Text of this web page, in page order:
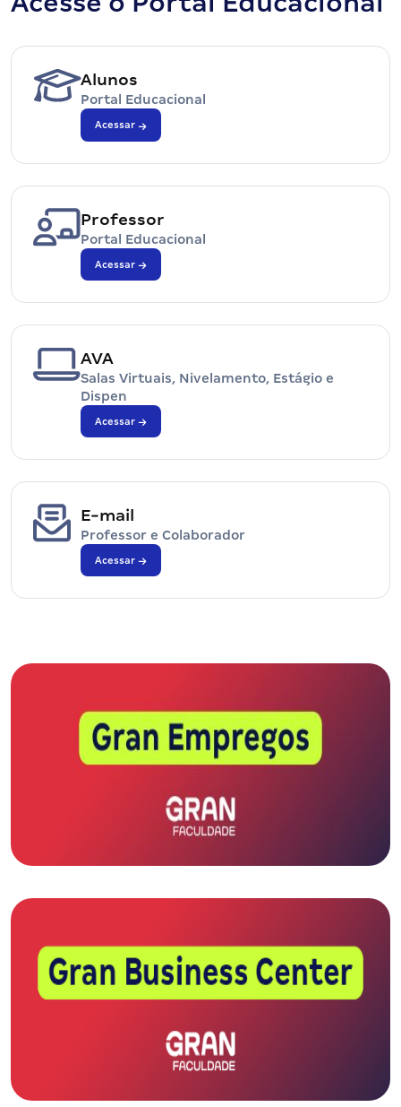
Alunos
Portal Educacional
Acessar
Professor
Portal Educacional
Acessar
AVA
Salas Virtuais, Nivelamento, Estágio e
Dispen
Acessar
E-mail
Professor e Colaborador
Acessar